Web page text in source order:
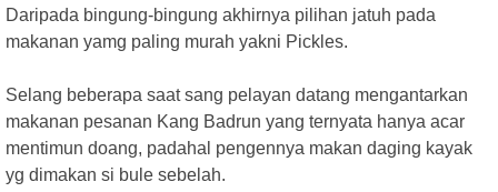
Daripada bingung-bingung akhirnya pilihan jatuh pada
makanan yamg paling murah yakni Pickles.
Selang beberapa saat sang pelayan datang mengantarkan
makanan pesanan Kang Badrun yang ternyata hanya acar
mentimun doang, padahal pengennya makan daging kayak
yg dimakan si bule sebelah.